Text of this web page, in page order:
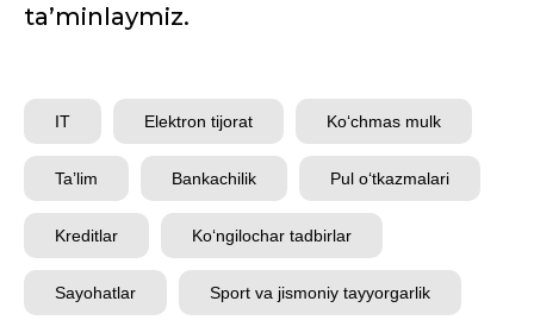
ta’minlaymiz.
IT Elektron tijorat Ko‘chmas mulk
Ta’lim Bankachilik Pul o‘tkazmalari
Kreditlar Ko‘ngilochar tadbirlar
Sayohatlar Sport va jismoniy tayyorgarlik